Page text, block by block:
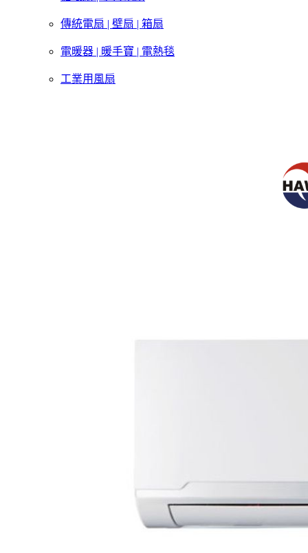
傳統電扇 | 壁扇 | 箱扇
電暖器 | 暖手寶 | 電熱毯
工業用風扇